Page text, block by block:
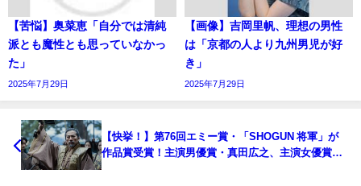
【苦悩】奥菜恵「自分では清純
派とも魔性とも思っていなかっ
た」
2025年7月29日
【画像】吉岡里帆、理想の男性
は「京都の人より九州男児が好
き」
2025年7月29日
【快挙！】第76回エミー賞・「SHOGUN 将軍」が
作品賞受賞！主演男優賞・真田広之、主演女優賞・